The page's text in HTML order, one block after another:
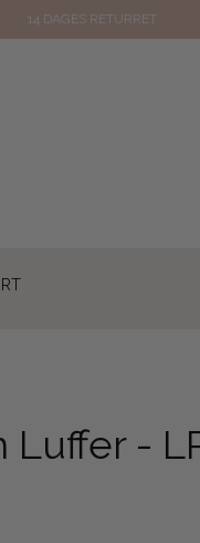
14 DAGES RETURRET
Luffer -